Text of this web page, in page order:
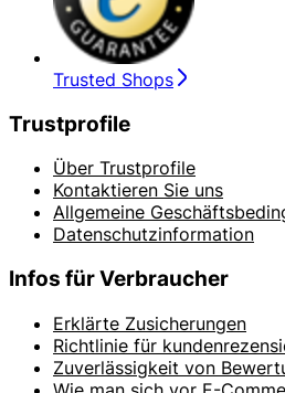
Trusted Shops
Trustprofile
Über Trustprofile
Kontaktieren Sie uns
Allgemeine
Datenschutzinformation
Infos für Verbraucher
Erklärte Zusicherungen
Richtlinie für
Zuverlässigkeit von